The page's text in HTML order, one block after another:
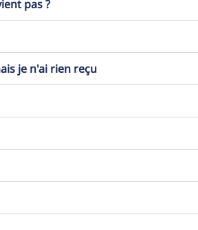
pas ?
je n'ai rien reçu